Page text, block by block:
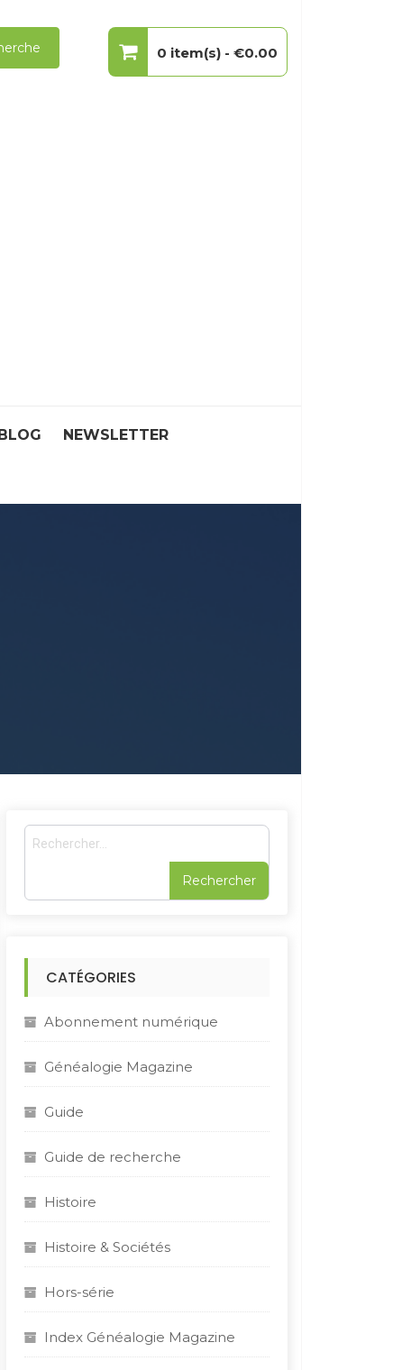
0 item(s) -€0.00
NEWSLETTER
R
e
:
CATÉGORIES
Abonnement numérique
Généalogie Magazine
Guide
Guide de recherche
Histoire
Histoire & Sociétés
Hors-série
Index Généalogie Magazine